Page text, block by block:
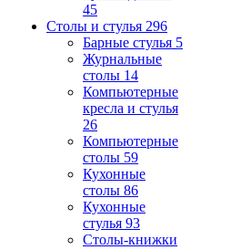
45
Столы и стулья 296
Барные стулья 5
Журнальные
столы 14
Компьютерные
кресла и стулья
26
Компьютерные
столы 59
Кухонные
столы 86
Кухонные
стулья 93
Столы-книжки